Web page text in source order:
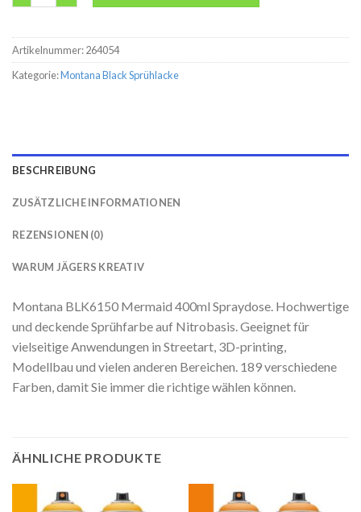
Artikelnummer:264054
Kategorie:Montana Black Sprühlacke
BESCHREIBUNG
ZUSÄTZLICHE INFORMATIONEN
REZENSIONEN (0)
WARUM JÄGERS KREATIV
Montana BLK6150 Mermaid 400ml Spraydose. Hochwertige
und deckende Sprühfarbe auf Nitrobasis. Geeignet für
vielseitige Anwendungen in Streetart, 3D-printing,
Modellbau und vielen anderen Bereichen. 189 verschiedene
Farben, damit Sie immer die richtige wählen können.
ÄHNLICHE PRODUKTE